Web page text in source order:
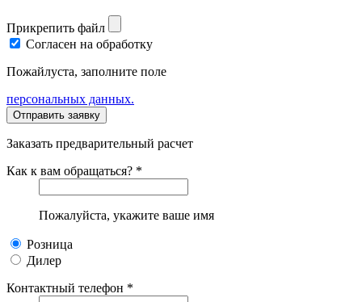
Прикрепить файл
Согласен на обработку
Пожайлуста, заполните поле
персональных данных.
Заказать предварительный расчет
Как к вам обращаться? *
Пожалуйста, укажите ваше имя
Розница
Дилер
Контактный телефон *